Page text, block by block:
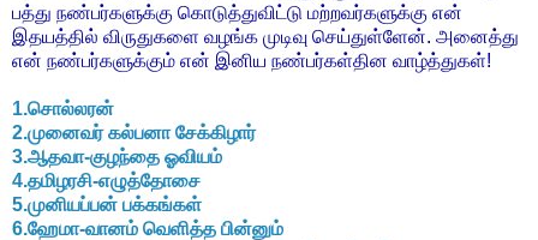
பத்து நண்பர்களுக்கு கொடுத்துவிட்டு மற்றவர்களுக்கு என்
இதயத்தில் விருதுகளை வழங்க முடிவு செய்துள்ளேன். அனைத்து
என் நண்பர்களுக்கும் என் இனிய நண்பர்கள்தின வாழ்த்துகள்!
1.சொல்லரன்
2.முனைவர் கல்பனா சேக்கிழார்
3.ஆதவா-குழந்தை ஓவியம்
4.தமிழரசி-எழுத்தோசை
5.முனியப்பன் பக்கங்கள்
6.ஹேமா-வானம் வெளித்த பின்னும்